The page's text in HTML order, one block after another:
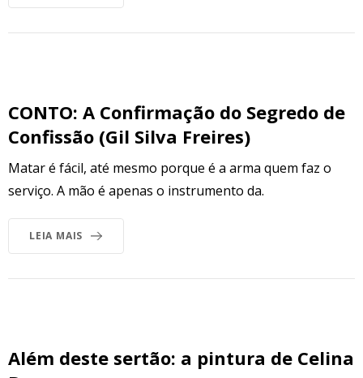
CONTO: A Confirmação do Segredo de
Confissão (Gil Silva Freires)
Matar é fácil, até mesmo porque é a arma quem faz o
serviço. A mão é apenas o instrumento da.
LEIA MAIS
Além deste sertão: a pintura de Celina